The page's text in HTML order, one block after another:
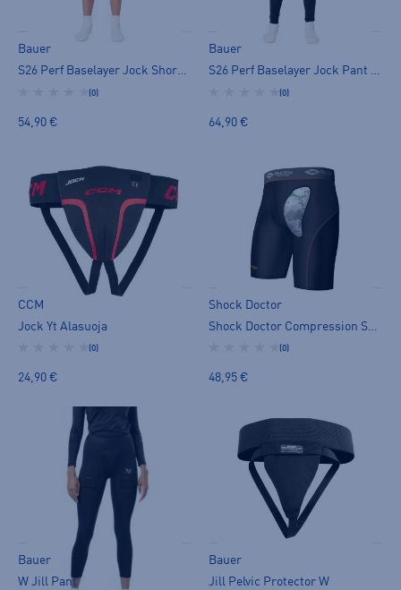
Bauer
S26 Perf Baselayer Jock Short YTH
(0)
54,90 €
Bauer
S26 Perf Baselayer Jock Pant YTH
(0)
64,90 €
CCM
Jock Yt Alasuoja
(0)
24,90 €
Shock Doctor
(0)
48,95 €
Bauer
W Jill Pant
Bauer
Jill Pelvic Protector W